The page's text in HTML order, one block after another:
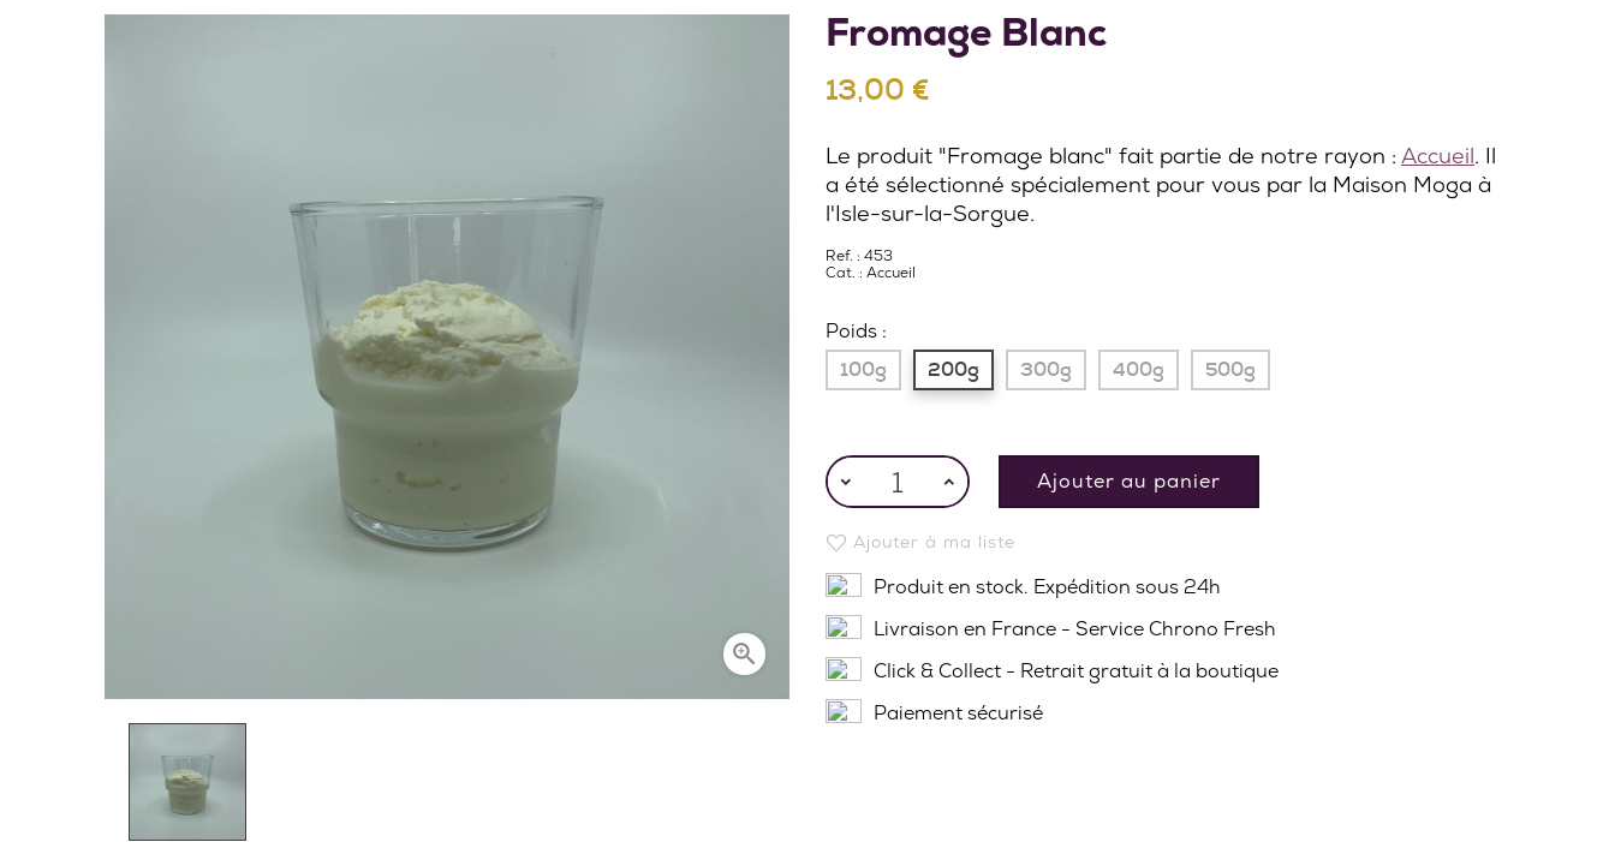

Fromage Blanc
13,00 €
Le produit "Fromage blanc" fait partie de notre rayon : Accueil. Il
a été sélectionné spécialement pour vous par la Maison Moga à
l'Isle-sur-la-Sorgue.
Ref. : 453
Cat. : Accueil
Poids :
100g
200g 300g 400g 500g
Ajouter au panier
Ajouter à ma liste
Produit en stock. Expédition sous 24h
Livraison en France - Service Chrono Fresh
Click & Collect - Retrait gratuit à la boutique
Paiement sécurisé